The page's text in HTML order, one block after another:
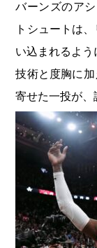
バーンズのア
トシュートは
い込まれるよう
技術と度胸に加
寄せた一投が、